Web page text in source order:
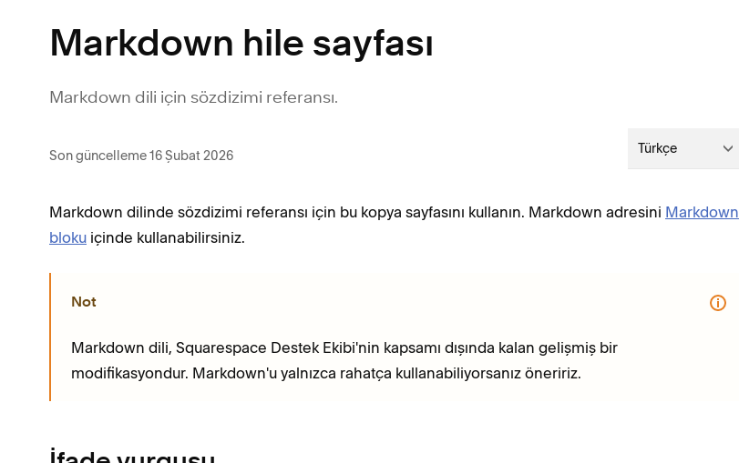
Markdown hile sayfası
Markdown dili için sözdizimi referansı.
Son güncelleme 16 Şubat 2026 Türkçe
Markdown dilinde sözdizimi referansı için bu kopya sayfasını kullanın. Markdown adresini Markdown
bloku içinde kullanabilirsiniz.
Not
Markdown dili, Squarespace Destek Ekibi'nin kapsamı dışında kalan gelişmiş bir
modifikasyondur. Markdown'u yalnızca rahatça kullanabiliyorsanız öneririz.